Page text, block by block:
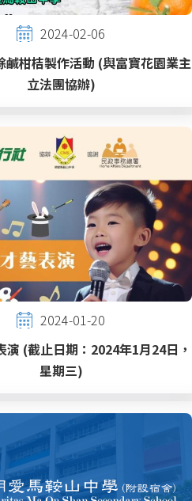
2024-02-06
鹹柑桔製作活動 (與富寶花園業主
立法團協辦)
2024-01-20
演 (截止日期：2024年1月24日，
星期三)